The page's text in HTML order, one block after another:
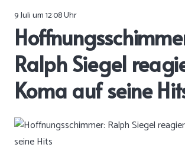
9 Juli um 12:08 Uhr
Ralph Siegel
Koma auf seine